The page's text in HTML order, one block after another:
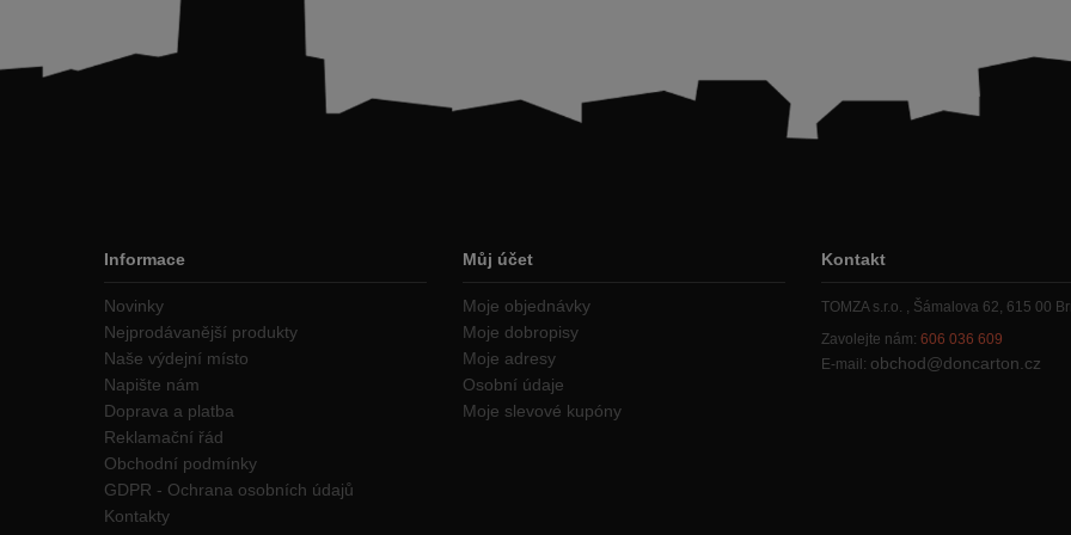
Informace
Novinky
Nejprodávanější produkty
Naše výdejní místo
Napište nám
Doprava a platba
Reklamační řád
Obchodní podmínky
GDPR - Ochrana osobních údajů
Kontakty
Můj účet
Moje objednávky
Moje dobropisy
Moje adresy
Osobní údaje
Moje slevové kupóny
Kontakt
TOMZA s.r.o. , Šámalova 62, 615 00
Zavolejte nám: 606 036 609
E-mail: obchod@doncarton.cz